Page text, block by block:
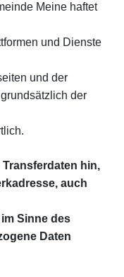
Meine haftet
und Dienste
und der
der
hin,
auch
Sinne des
Daten